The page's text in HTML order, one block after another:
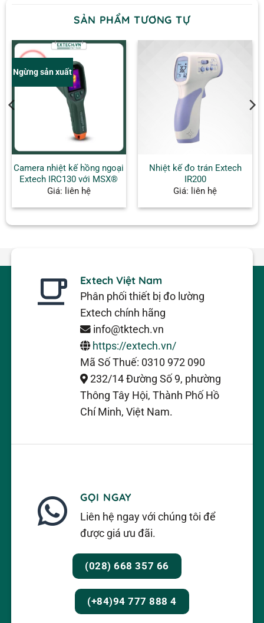
SẢN PHẨM TƯƠNG TỰ
Ngừng sản xuất
Camera nhiệt kế hồng ngoại
Extech IRC130 với MSX®
Giá: liên hệ
Nhiệt kế đo trán Extech
IR200
Giá: liên hệ
Extech Việt Nam
Phân phối thiết bị đo lường
Extech chính hãng
info@tktech.vn
https://extech.vn/
Mã Số Thuế: 0310 972 090
232/14 Đường Số 9, phường
Thông Tây Hội, Thành Phố Hồ
Chí Minh, Việt Nam.
GỌI NGAY
Liên hệ ngay với chúng tôi để
được giá ưu đãi.
(028) 668 357 66
(+84)94 777 888 4